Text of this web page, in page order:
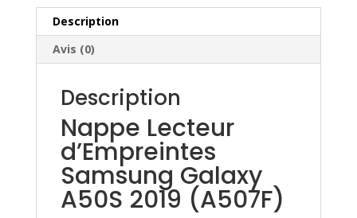
(A507F)
Description
Avis (0)
Description
Nappe Lecteur
d’Empreintes
Samsung Galaxy
A50S 2019 (A507F)